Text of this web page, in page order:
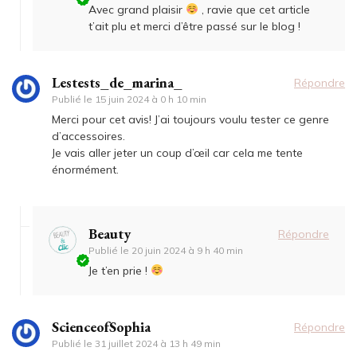
Avec grand plaisir
, ravie que cet article
t’ait plu et merci d’être passé sur le blog !
Lestests_de_marina_
Publié le 15 juin 2024 à 0 h 10 min
Répondre
Merci pour cet avis! J’ai toujours voulu tester ce genre
d’accessoires.
Je vais aller jeter un coup d’œil car cela me tente
énormément.
Beauty
Publié le 20 juin 2024 à 9 h 40 min
Répondre
Je t’en prie !
ScienceofSophia
Publié le 31 juillet 2024 à 13 h 49 min
Répondre